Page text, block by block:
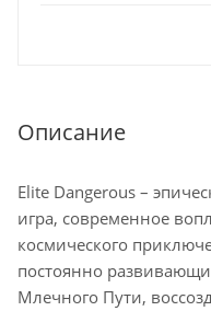
Описание
Elite Dangerous –
игра, современное
космического
постоянно
Млечного Пути,